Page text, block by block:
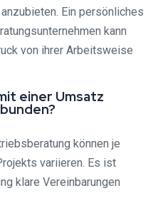
Ein persönliches
kann
von ihrer Arbeitsweise
einer Umsatz
können je
variieren. Es ist
klare Vereinbarungen